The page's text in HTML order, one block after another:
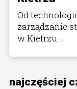
Od
zarządzanie
w Kietrzu ...
najczęściej